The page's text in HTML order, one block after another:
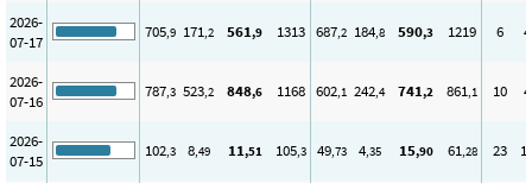
2026-
07-17
705,9 171,2 561,9 1313 687,2 184,8 590,3 1219 6 4
2026-
07-16
787,3 523,2 848,6 1168 602,1 242,4 741,2 861,1 10 4
2026-
07-15
102,3 8,49 11,51 105,3 49,73 4,35 15,90 61,28 23